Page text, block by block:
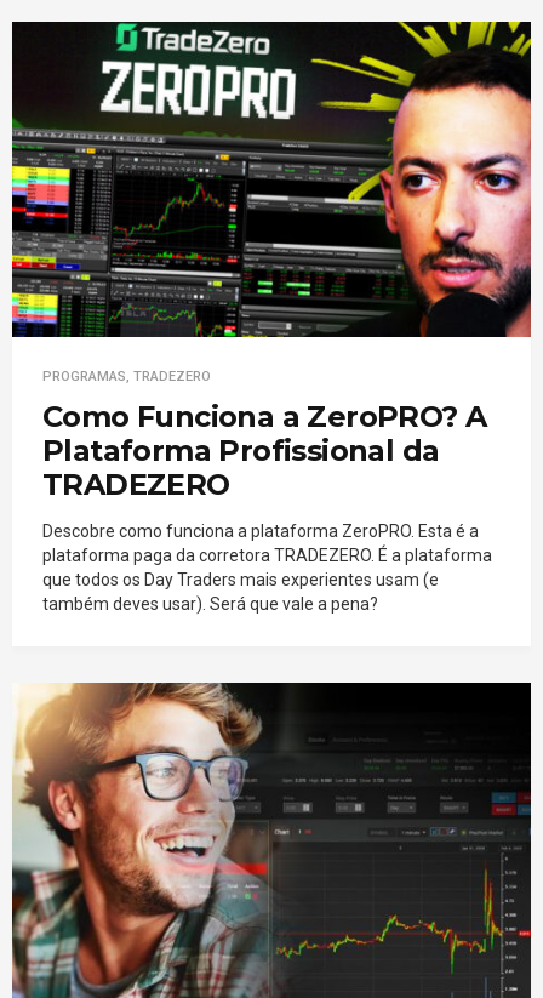
PROGRAMAS, TRADEZERO
Como Funciona a ZeroPRO? A
Plataforma Profissional da
TRADEZERO
Descobre como funciona a plataforma ZeroPRO. Esta é a
plataforma paga da corretora TRADEZERO. É a plataforma
que todos os Day Traders mais experientes usam (e
também deves usar). Será que vale a pena?